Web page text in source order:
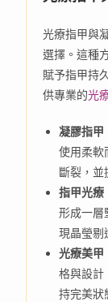
光療指甲與
選擇。這種
賦予指甲持
供專業的光
凝膠指甲
使用柔軟
斷裂，並
指甲光療
形成一層
現晶瑩剔
光療美甲
格與設計
持完美狀